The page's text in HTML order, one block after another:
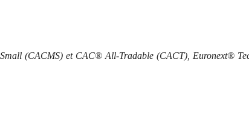
(CACMS) et CAC® All-Tradable (CACT), Euronext®